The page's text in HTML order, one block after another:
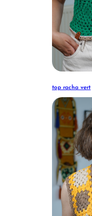
top racha vert